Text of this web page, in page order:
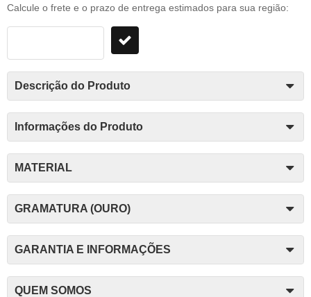
Calcule o frete e o prazo de entrega estimados para sua região:
Descrição do Produto
Informações do Produto
MATERIAL
GRAMATURA (OURO)
GARANTIA E INFORMAÇÕES
QUEM SOMOS